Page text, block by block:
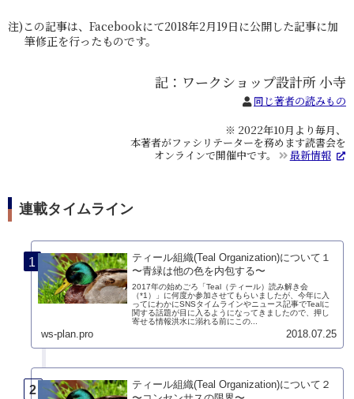
注)この記事は、Facebookにて2018年2月19日に公開した記事に加
筆修正を行ったものです。
記：ワークショップ設計所 小寺
同じ著者の読みもの
※ 2022年10月より毎月、
本著者がファシリテーターを務めます読書会を
オンラインで開催中です。
最新情報
連載タイムライン
ティール組織(Teal Organization)について１
〜青緑は他の色を内包する〜
2017年の始めごろ「Teal（ティール）読み解き会
（*1）」に何度か参加させてもらいましたが、今年に入
ってにわかにSNSタイムラインやニュース記事でTealに
関する話題が目に入るようになってきましたので、押し
寄せる情報洪水に溺れる前にこの...
ws-plan.pro 2018.07.25
ティール組織(Teal Organization)について２